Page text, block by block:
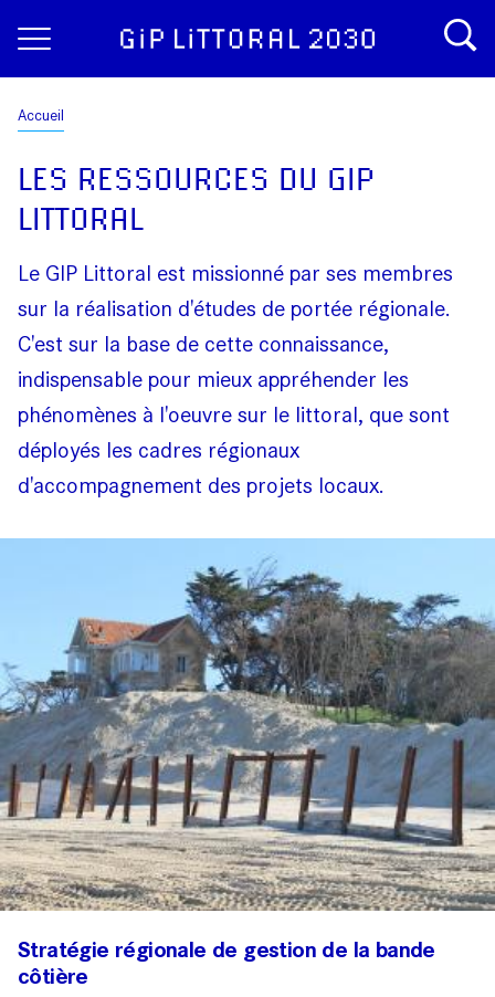
Fil
Accueil
LES RESSOURCES DU GIP
LITTORAL
Le GIP Littoral est missionné par ses membres
sur la réalisation d'études de portée régionale.
C'est sur la base de cette connaissance,
indispensable pour mieux appréhender les
phénomènes à l'oeuvre sur le littoral, que sont
déployés les cadres régionaux
d'accompagnement des projets locaux.
Stratégie régionale de gestion de la bande
côtière